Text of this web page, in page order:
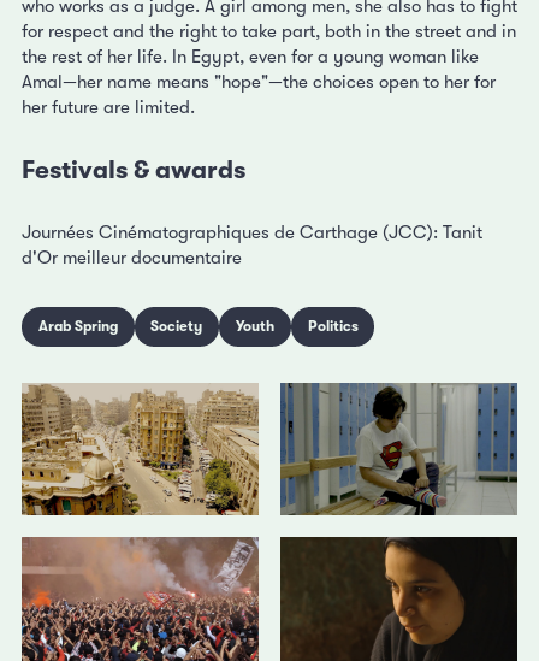
who works as a judge. A girl among men, she also has to fight
for respect and the right to take part, both in the street and in
the rest of her life. In Egypt, even for a young woman like
Amal—her name means "hope"—the choices open to her for
her future are limited.
Festivals & awards
Journées Cinématographiques de Carthage (JCC): Tanit
d'Or meilleur documentaire
Arab Spring Society Youth Politics